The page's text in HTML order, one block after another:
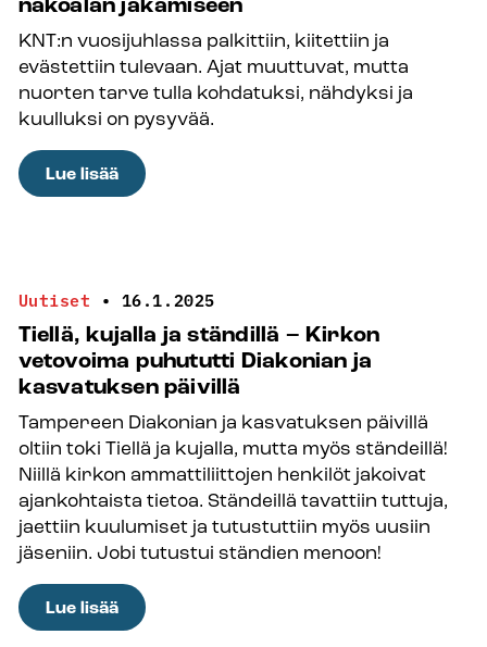
tunteet
ovat
ikkuna
tarpeisiin!
näköalan jakamiseen
KNT:n vuosijuhlassa palkittiin, kiitettiin ja
evästettiin tulevaan. Ajat muuttuvat, mutta
nuorten tarve tulla kohdatuksi, nähdyksi ja
kuulluksi on pysyvää.
Lue lisää:
Kiitos
–
KNT:n
vuosijuhlassa
aihetta
kiitokseen
ja
näköalan
jakamiseen
Uutiset • 16.1.2025
Tiellä, kujalla ja ständillä – Kirkon
vetovoima puhututti Diakonian ja
kasvatuksen päivillä
Tampereen Diakonian ja kasvatuksen päivillä
oltiin toki Tiellä ja kujalla, mutta myös ständeillä!
Niillä kirkon ammattiliittojen henkilöt jakoivat
ajankohtaista tietoa. Ständeillä tavattiin tuttuja,
jaettiin kuulumiset ja tutustuttiin myös uusiin
jäseniin. Jobi tutustui ständien menoon!
Lue lisää:
Tiellä,